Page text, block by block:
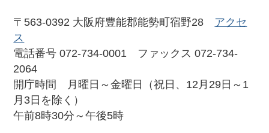
〒563-0392 大阪府豊能郡能勢町宿野28 アクセ
ス
電話番号 072-734-0001 ファックス 072-734-
2064
開庁時間 月曜日～金曜日（祝日、12月29日～1
月3日を除く）
午前8時30分～午後5時